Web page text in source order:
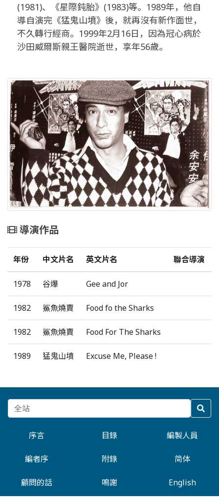
(1981)、《星際鈍胎》(1983)等。1989年，他自
導自演完《猛鬼山墳》後，就再沒有新作面世，
不久轉行經商。1999年2月16日，因為冠心病於
沙田威爾斯親王醫院逝世，享年56歲。
導演作品
年份 中文片名 英文片名 聯合導演
1978 谷爆 Gee and Jor
1982 鯊魚燒賣 Food fo the Sharks
1982 鯊魚燒賣 Food For The Sharks
1989 猛鬼山墳 Excuse Me, Please !
序言 目錄 編製人員
編者序 附錄 简体
顧問的話 鳴謝 English